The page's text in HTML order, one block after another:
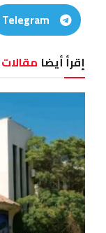
Telegram
إقرأ أيضا